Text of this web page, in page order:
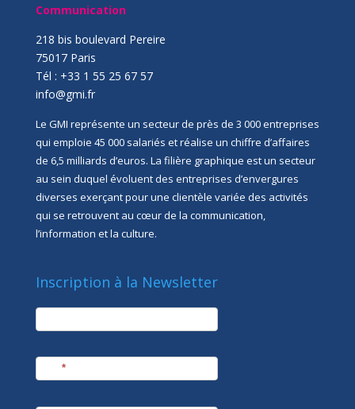
Communication
218 bis boulevard Pereire
75017 Paris
Tél : +33 1 55 25 67 57
info@gmi.fr
Le GMI représente un secteur de près de 3 000 entreprises
qui emploie 45 000 salariés et réalise un chiffre d’affaires
de 6,5 milliards d’euros. La filière graphique est un secteur
au sein duquel évoluent des entreprises d’envergures
diverses exerçant pour une clientèle variée des activités
qui se retrouvent au cœur de la communication,
l’information et la culture.
Inscription à la Newsletter
newsletter
*